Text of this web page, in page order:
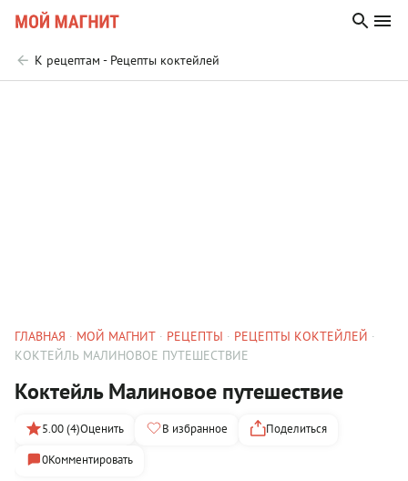
К рецептам - Рецепты коктейлей
ГЛАВНАЯ МОЙ МАГНИТ РЕЦЕПТЫ
РЕЦЕПТЫ КОКТЕЙЛЕЙ
КОКТЕЙЛЬ МАЛИНОВОЕ ПУТЕШЕСТВИЕ
Коктейль Малиновое путешествие
5.00 (4)Оценить В избранное
Поделиться
0Комментировать